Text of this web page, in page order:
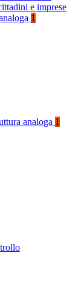
e imprese
1
analoga 1